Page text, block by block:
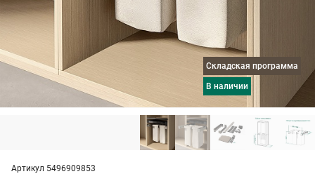
Складская программа
в наличии
Артикул 5496909853